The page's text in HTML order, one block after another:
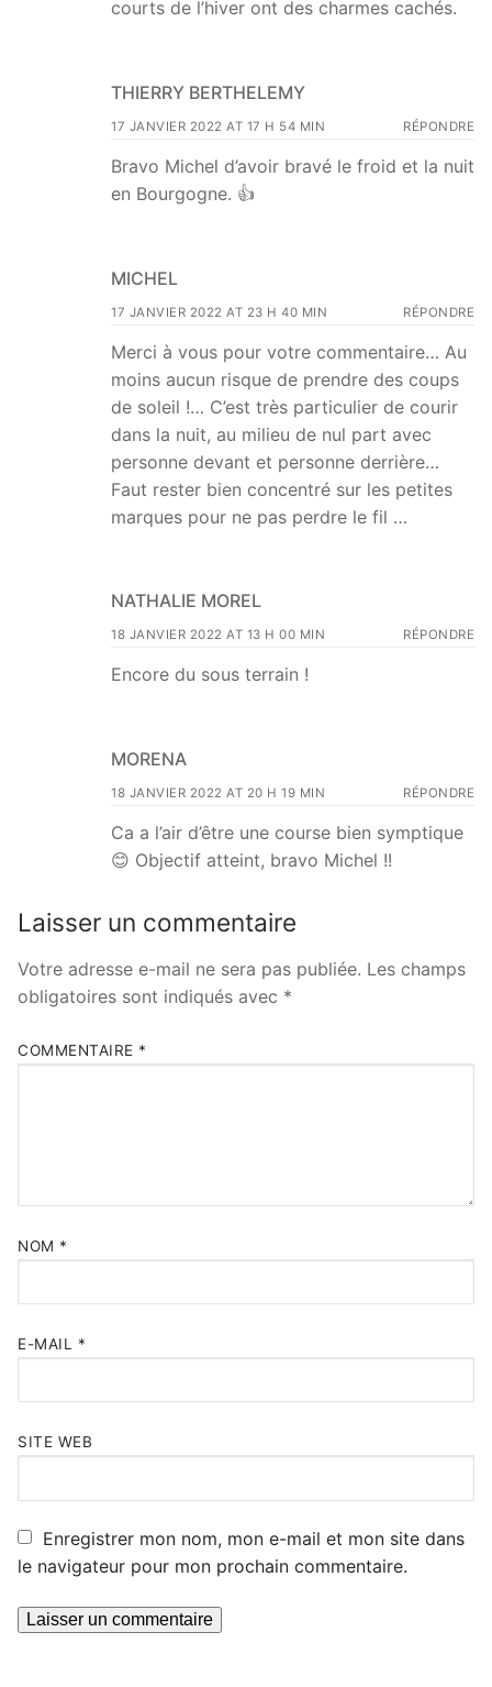
courts de l’hiver ont des charmes cachés.
THIERRY BERTHELEMY
17 JANVIER 2022 AT 17 H 54 MIN RÉPONDRE
Bravo Michel d’avoir bravé le froid et la nuit
en Bourgogne. 👍
MICHEL
17 JANVIER 2022 AT 23 H 40 MIN RÉPONDRE
Merci à vous pour votre commentaire… Au
moins aucun risque de prendre des coups
de soleil !… C’est très particulier de courir
dans la nuit, au milieu de nul part avec
personne devant et personne derrière…
Faut rester bien concentré sur les petites
marques pour ne pas perdre le fil …
NATHALIE MOREL
18 JANVIER 2022 AT 13 H 00 MIN RÉPONDRE
Encore du sous terrain !
MORENA
18 JANVIER 2022 AT 20 H 19 MIN RÉPONDRE
Ca a l’air d’être une course bien symptique
😊 Objectif atteint, bravo Michel !!
Laisser un commentaire
Votre adresse e-mail ne sera pas publiée. Les champs
obligatoires sont indiqués avec *
COMMENTAIRE *
NOM *
E-MAIL *
SITE WEB
Enregistrer mon nom, mon e-mail et mon site dans
le navigateur pour mon prochain commentaire.